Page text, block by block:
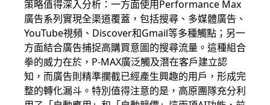
策略值得深入分析：一方面使用Performance Max
廣告系列實現全渠道覆蓋，包括搜尋、多媒體廣告、
YouTube視頻、Discover和Gmail等多種觸點；另一
方面結合廣告捕捉高購買意圖的搜尋流量。這種組合
拳的威力在於，P-MAX廣泛觸及潛在客戶建立認
知，而廣告則精準攔截已經產生興趣的用戶，形成完
整的轉化漏斗。特別值得注意的是，高原團隊充分利